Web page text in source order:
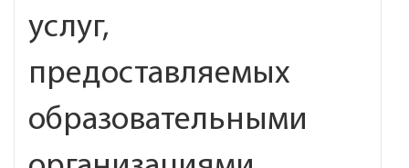
услуг,
предоставляемых
образовательными